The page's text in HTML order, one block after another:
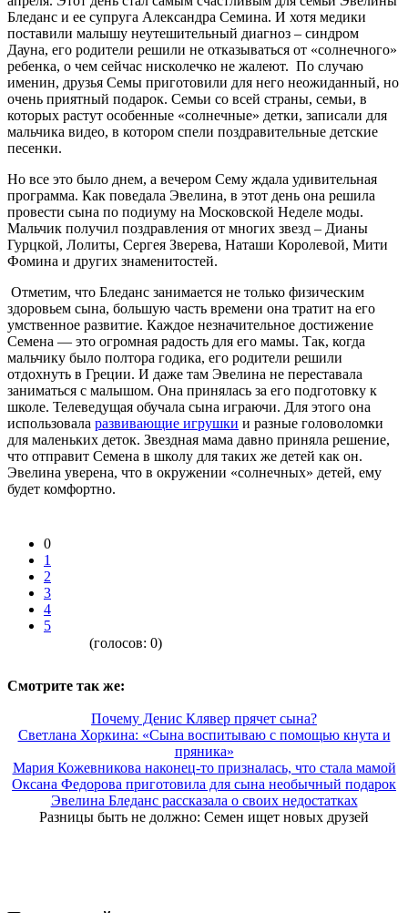
Бледанс и ее супруга Александра Семина. И хотя медики
поставили малышу неутешительный диагноз – синдром
Дауна, его родители решили не отказываться от «солнечного»
ребенка, о чем сейчас нисколечко не жалеют. По случаю
именин, друзья Семы приготовили для него неожиданный, но
очень приятный подарок. Семьи со всей страны, семьи, в
которых растут особенные «солнечные» детки, записали для
мальчика видео, в котором спели поздравительные детские
песенки.
Но все это было днем, а вечером Сему ждала удивительная
программа. Как поведала Эвелина, в этот день она решила
провести сына по подиуму на Московской Неделе моды.
Мальчик получил поздравления от многих звезд – Дианы
Гурцкой, Лолиты, Сергея Зверева, Наташи Королевой, Мити
Фомина и других знаменитостей.
Отметим, что Бледанс занимается не только физическим
здоровьем сына, большую часть времени она тратит на его
умственное развитие. Каждое незначительное достижение
Семена — это огромная радость для его мамы. Так, когда
мальчику было полтора годика, его родители решили
отдохнуть в Греции. И даже там Эвелина не переставала
заниматься с малышом. Она принялась за его подготовку к
школе. Телеведущая обучала сына играючи. Для этого она
использовала развивающие игрушки и разные головоломки
для маленьких деток. Звездная мама давно приняла решение,
что отправит Семена в школу для таких же детей как он.
Эвелина уверена, что в окружении «солнечных» детей, ему
будет комфортно.
0
1
2
3
4
5
(голосов: 0)
Смотрите так же:
Почему Денис Клявер прячет сына?
Светлана Хоркина: «Сына воспитываю с помощью кнута и
пряника»
Мария Кожевникова наконец-то призналась, что стала мамой
Оксана Федорова приготовила для сына необычный подарок
Эвелина Бледанс рассказала о своих недостатках
Разницы быть не должно: Семен ищет новых друзей